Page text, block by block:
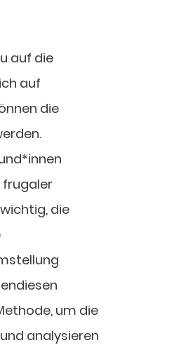
auf die
auf
die
frugaler
die
um die
analysieren